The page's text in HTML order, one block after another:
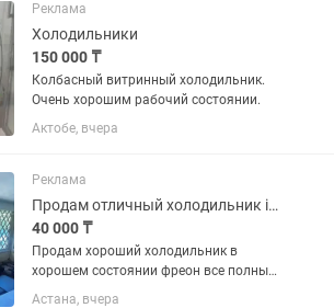
Реклама
Холодильники
150 000 ₸
Колбасный витринный холодильник.
Очень хорошим рабочий состоянии.
Актобе, вчера
Реклама
Продам отличный холодильник indesit
40 000 ₸
Продам хороший холодильник в
хорошем состоянии фреон все полный
только вчера залили
Астана, вчера